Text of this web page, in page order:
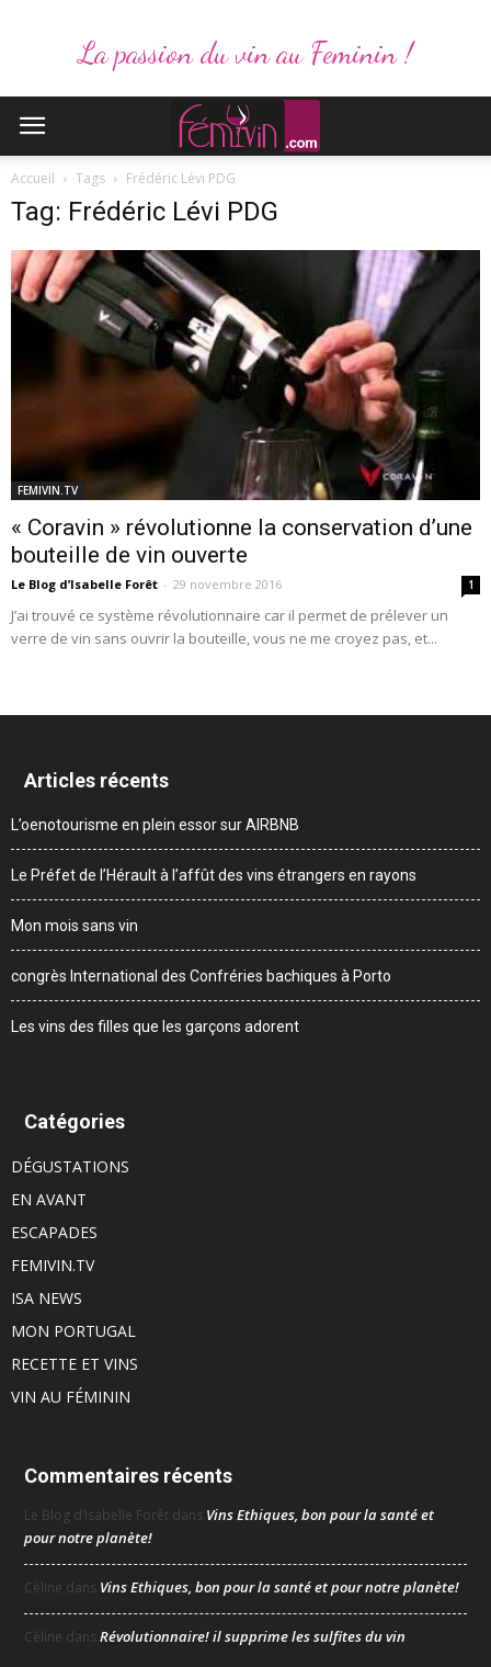
La passion du vin au Feminin !
Accueil Tags Frédéric Lévi PDG
Tag: Frédéric Lévi PDG
FEMIVIN.TV
« Coravin » révolutionne la conservation d’une
bouteille de vin ouverte
Le Blog d’Isabelle Forêt - 29 novembre 2016 1
J’ai trouvé ce système révolutionnaire car il permet de prélever un
verre de vin sans ouvrir la bouteille, vous ne me croyez pas, et...
Articles récents
L’oenotourisme en plein essor sur AIRBNB
Le Préfet de l’Hérault à l’affût des vins étrangers en rayons
Mon mois sans vin
congrès International des Confréries bachiques à Porto
Les vins des filles que les garçons adorent
Catégories
DÉGUSTATIONS
EN AVANT
ESCAPADES
FEMIVIN.TV
ISA NEWS
MON PORTUGAL
RECETTE ET VINS
VIN AU FÉMININ
Commentaires récents
Le Blog d’Isabelle Forêt dans Vins Ethiques, bon pour la santé et
pour notre planète!
Céline dans Vins Ethiques, bon pour la santé et pour notre planète!
Céline dansRévolutionnaire! il supprime les sulfites du vin